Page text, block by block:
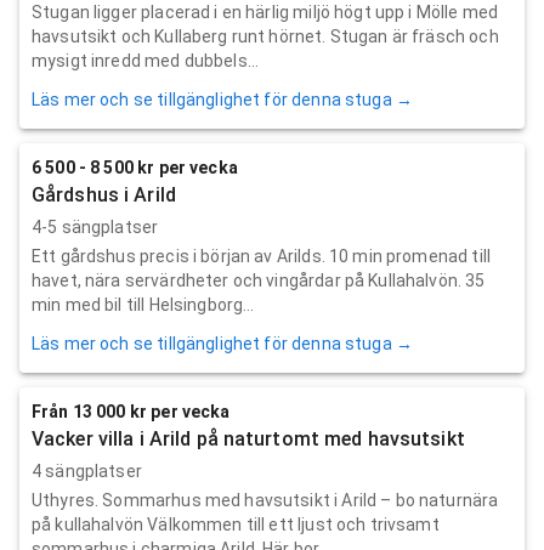
Stugan ligger placerad i en härlig miljö högt upp i Mölle med
havsutsikt och Kullaberg runt hörnet. Stugan är fräsch och
mysigt inredd med dubbels...
Läs mer och se tillgänglighet för denna stuga →
6 500 - 8 500 kr per vecka
Gårdshus i Arild
4-5 sängplatser
Ett gårdshus precis i början av Arilds. 10 min promenad till
havet, nära servärdheter och vingårdar på Kullahalvön. 35
min med bil till Helsingborg...
Läs mer och se tillgänglighet för denna stuga →
Från 13 000 kr per vecka
Vacker villa i Arild på naturtomt med havsutsikt
4 sängplatser
Uthyres. Sommarhus med havsutsikt i Arild – bo naturnära
på kullahalvön Välkommen till ett ljust och trivsamt